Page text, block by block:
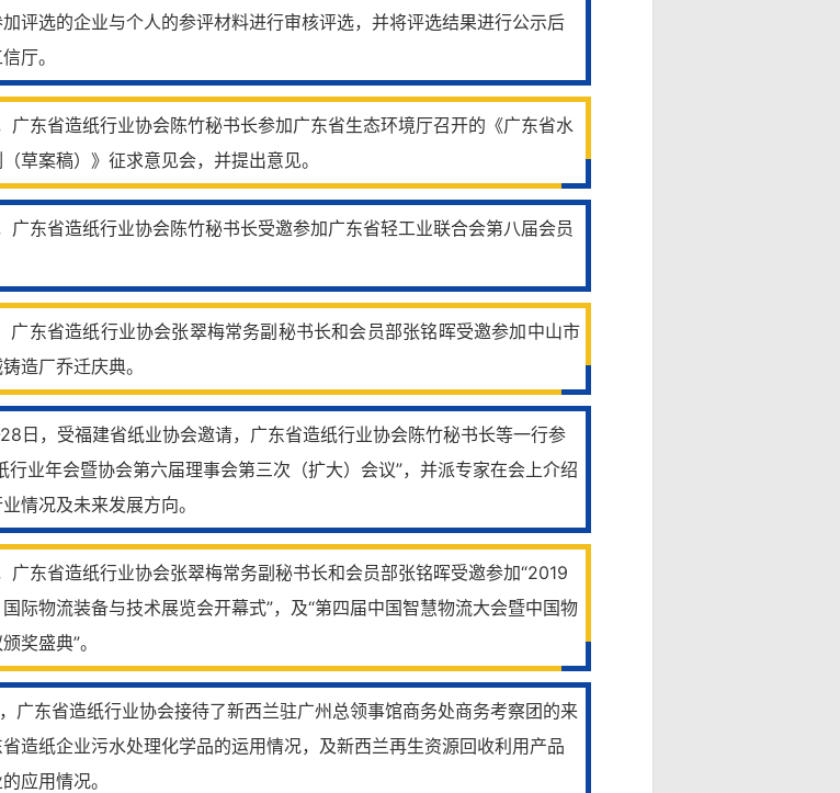
评选的企业与个人的参评材料进行审核评选，并将评选结果进行公示后
厅。
广东省造纸行业协会陈竹秘书长参加广东省生态环境厅召开的《广东省水
草案稿）》征求意见会，并提出意见。
广东省造纸行业协会陈竹秘书长受邀参加广东省轻工业联合会第八届会员
广东省造纸行业协会张翠梅常务副秘书长和会员部张铭晖受邀参加中山市
造厂乔迁庆典。
日，受福建省纸业协会邀请，广东省造纸行业协会陈竹秘书长等一行参
行业年会暨协会第六届理事会第三次（扩大）会议”，并派专家在会上介绍
情况及未来发展方向。
广东省造纸行业协会张翠梅常务副秘书长和会员部张铭晖受邀参加“2019
际物流装备与技术展览会开幕式”，及“第四届中国智慧物流大会暨中国物
奖盛典”。
广东省造纸行业协会接待了新西兰驻广州总领事馆商务处商务考察团的来
造纸企业污水处理化学品的运用情况，及新西兰再生资源回收利用产品
应用情况。